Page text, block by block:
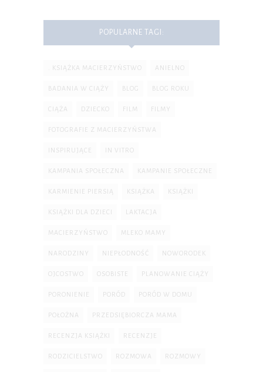
POPULARNE TAGI:
. KSIĄŻKA MACIERZYŃSTWO ANIELNO
BADANIA W CIĄŻY BLOG BLOG ROKU
CIĄŻA DZIECKO FILM FILMY
FOTOGRAFIE Z MACIERZYŃSTWA
INSPIRUJĄCE IN VITRO
KAMPANIA SPOŁECZNA KAMPANIE SPOŁECZNE
KARMIENIE PIERSIĄ KSIĄŻKA KSIĄŻKI
KSIĄŻKI DLA DZIECI LAKTACJA
MACIERZYŃSTWO MLEKO MAMY
NARODZINY NIEPŁODNOŚĆ NOWORODEK
OJCOSTWO OSOBISTE PLANOWANIE CIĄŻY
PORONIENIE PORÓD PORÓD W DOMU
POŁOŻNA PRZEDSIĘBIORCZA MAMA
RECENZJA KSIĄŻKI RECENZJE
RODZICIELSTWO ROZMOWA ROZMOWY